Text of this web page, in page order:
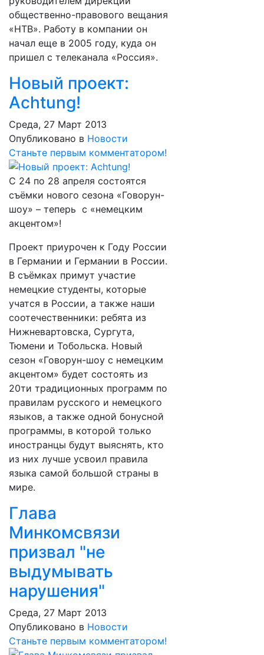
общественно-правового вещания
«НТВ». Работу в компании он
начал еще в 2005 году, куда он
пришел с телеканала «Россия».
Новый проект:
Achtung!
Среда, 27 Март 2013
Опубликовано в Новости
Станьте первым комментатором!
С 24 по 28 апреля состоятся
съёмки нового сезона «Говорун-
шоу» – теперь с «немецким
акцентом»!
Проект приурочен к Году России
в Германии и Германии в России.
В съёмках примут участие
немецкие студенты, которые
учатся в России, а также наши
соотечественники: ребята из
Нижневартовска, Сургута,
Тюмени и Тобольска. Новый
сезон «Говорун-шоу с немецким
акцентом» будет состоять из
20ти традиционных программ по
правилам русского и немецкого
языков, а также одной бонусной
программы, в которой только
иностранцы будут выяснять, кто
из них лучше усвоил правила
языка самой большой страны в
мире.
Глава
Минкомсвязи
призвал "не
выдумывать
нарушения"
Среда, 27 Март 2013
Опубликовано в Новости
Станьте первым комментатором!